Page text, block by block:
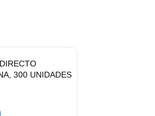
300 UNIDADES